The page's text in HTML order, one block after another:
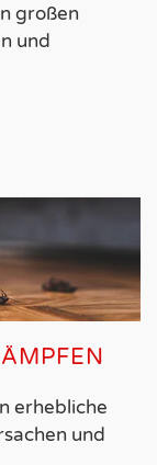
großen
und
erhebliche
und